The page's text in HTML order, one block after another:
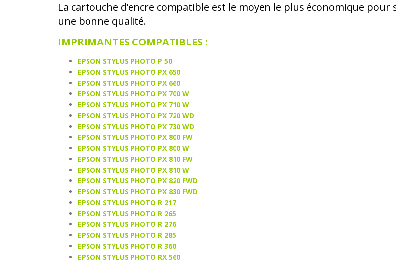
La cartouche d’encre compatible est le moyen le plus économique
une bonne qualité.
IMPRIMANTES COMPATIBLES :
EPSON STYLUS PHOTO P 50
EPSON STYLUS PHOTO PX 650
EPSON STYLUS PHOTO PX 660
EPSON STYLUS PHOTO PX 700 W
EPSON STYLUS PHOTO PX 710 W
EPSON STYLUS PHOTO PX 720 WD
EPSON STYLUS PHOTO PX 730 WD
EPSON STYLUS PHOTO PX 800 FW
EPSON STYLUS PHOTO PX 800 W
EPSON STYLUS PHOTO PX 810 FW
EPSON STYLUS PHOTO PX 810 W
EPSON STYLUS PHOTO PX 820 FWD
EPSON STYLUS PHOTO PX 830 FWD
EPSON STYLUS PHOTO R 217
EPSON STYLUS PHOTO R 265
EPSON STYLUS PHOTO R 276
EPSON STYLUS PHOTO R 285
EPSON STYLUS PHOTO R 360
EPSON STYLUS PHOTO RX 560